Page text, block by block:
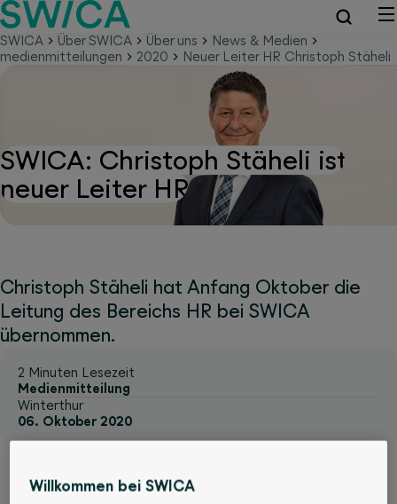
SWICA Über SWICA Über uns
News & Medien
medienmitteilungen
2020 Neuer Leiter HR Christoph Stäheli
SWICA: Christoph Stäheli ist
neuer Leiter HR
Christoph Stäheli hat Anfang Oktober die
Leitung des Bereichs HR bei SWICA
übernommen.
2 Minuten Lesezeit
Medienmitteilung
Winterthur
06. Oktober 2020
Willkommen bei SWICA